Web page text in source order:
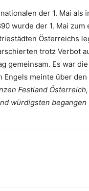
der 1. Mai als
wurde der 1. Mai zum
Österreichs
trotz Verbot
gemeinsam. Es war
meinte über den
Festland
würdigsten begangen